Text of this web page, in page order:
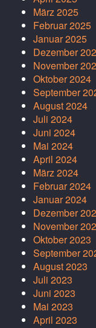
März 2025
Februar 2025
Januar 2025
Dezember
November
Oktober 2024
September
August 2024
Juli 2024
Juni 2024
Mai 2024
April 2024
März 2024
Februar 2024
Januar 2024
Dezember
November
Oktober 2023
September
August 2023
Juli 2023
Juni 2023
Mai 2023
April 2023